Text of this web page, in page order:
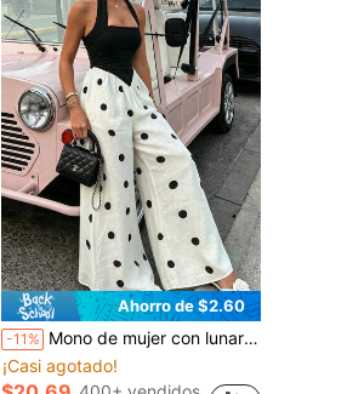
Ahorro de $2.60
-11% Mono de mujer con lunares, estilo francés elegante, adecuado para ir al trabajo, casual, vacaciones, romántico, diseño de cintura ceñida, bohemio para playa y resort, nuevo mono de verano 2026, mono de lunares elegante
¡Casi agotado!